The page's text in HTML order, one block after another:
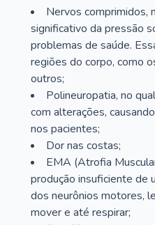
Nervos comprimidos,
significativo da pressão
problemas de saúde.
regiões do corpo, como
outros;
Polineuropatia, no
com alterações,
nos pacientes;
Dor nas costas;
EMA (Atrofia
produção insuficiente de
dos neurônios motores,
mover e até respirar;